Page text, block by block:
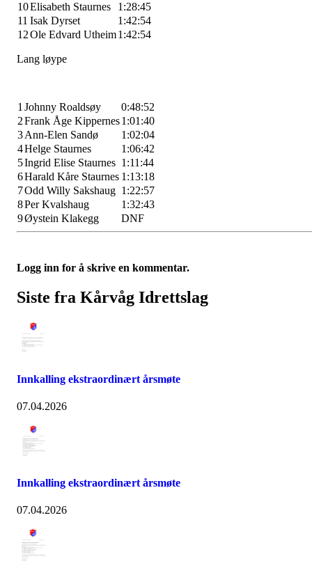
10Elisabeth Staurnes
1:28:45
11 Isak Dyrset
1:42:54
12Ole Edvard Utheim1:42:54
Lang løype
1 Johnny Roaldsøy
0:48:52
2Frank Åge Kippernes1:01:40
3Ann-Elen Sandø
1:02:04
4Helge Staurnes
1:06:42
5Ingrid Elise Staurnes 1:11:44
6Harald Kåre Staurnes 1:13:18
7Odd Willy Sakshaug 1:22:57
8Per Kvalshaug
1:32:43
9Øystein Klakegg DNF
Logg inn for å skrive en kommentar.
Siste fra Kårvåg Idrettslag
Innkalling ekstraordinært årsmøte
07.04.2026
Innkalling ekstraordinært årsmøte
07.04.2026